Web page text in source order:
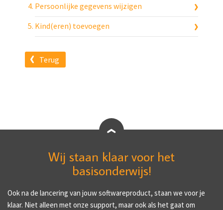
Persoonlijke gegevens wijzigen
Kind(eren) toevoegen
Terug
Wij staan klaar voor het
basisonderwijs!
Ook na de lancering van jouw softwareproduct, staan we voor je
klaar. Niet alleen met onze support, maar ook als het gaat om